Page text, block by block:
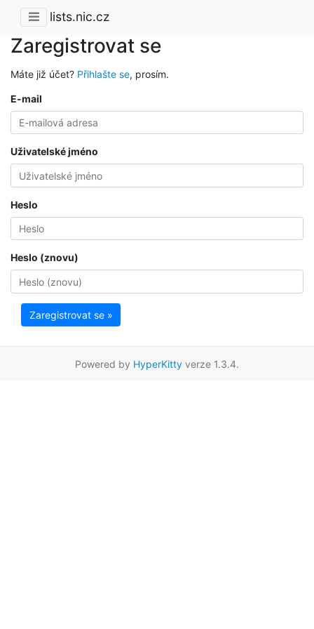
lists.nic.cz
Zaregistrovat se
Máte již účet? Přihlašte se, prosím.
E-mail
Uživatelské jméno
Heslo
Heslo (znovu)
Zaregistrovat se »
Powered by HyperKitty verze 1.3.4.